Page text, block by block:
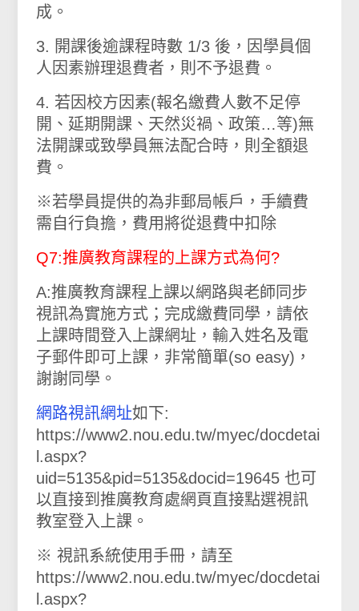
成。
3. 開課後逾課程時數 1/3 後，因學員個
人因素辦理退費者，則不予退費。
4. 若因校方因素(報名繳費人數不足停
開、延期開課、天然災禍、政策…等)無
法開課或致學員無法配合時，則全額退
費。
※若學員提供的為非郵局帳戶，手續費
需自行負擔，費用將從退費中扣除
Q7:推廣教育課程的上課方式為何?
A:推廣教育課程上課以網路與老師同步
視訊為實施方式；完成繳費同學，請依
上課時間登入上課網址，輸入姓名及電
子郵件即可上課，非常簡單(so easy)，
謝謝同學。
網路視訊網址如下:
https://www2.nou.edu.tw/myec/docdetai
l.aspx?
uid=5135&pid=5135&docid=19645 也可
以直接到推廣教育處網頁直接點選視訊
教室登入上課。
※ 視訊系統使用手冊，請至
https://www2.nou.edu.tw/myec/docdetai
l.aspx?